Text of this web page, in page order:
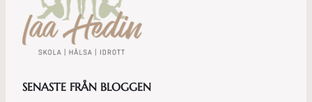
SENASTE FRÅN BLOGGEN